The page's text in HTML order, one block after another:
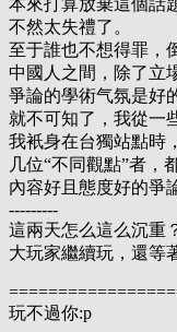
本來打算放棄這個話
不然太失禮了。
至于誰也不想得罪，
中國人之間，除了立
爭論的學術气氛是好
就不可知了，我從一
我衹身在台獨站點時
几位“不同觀點”者，
內容好且態度好的爭
---------
這兩天怎么這么沉重
大玩家繼續玩，還等
玩不過你:p